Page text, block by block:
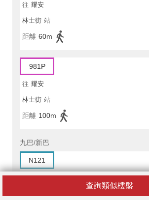
查詢類似樓盤
往 耀安
林士街 站
距離 60m
981P
往 耀安
林士街 站
距離 100m
九巴/新巴
N121
往 牛頭角